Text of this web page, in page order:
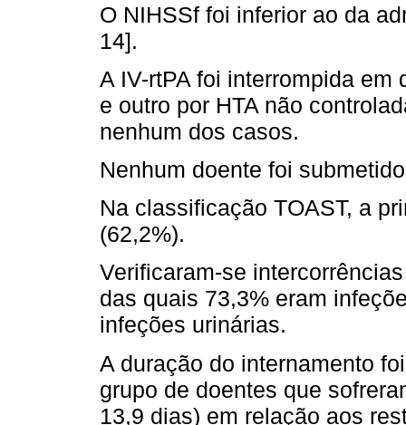
O NIHSSf foi inferior ao da
14].
A IV-rtPA foi interrompida
e outro por HTA não
nenhum dos casos.
Nenhum doente foi
Na classificação TOAST, a
(62,2%).
Verificaram-se
das quais 73,3% eram
infeções urinárias.
A duração do internamento
grupo de doentes que
13,9 dias) em relação aos